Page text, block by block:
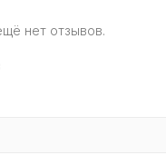
нет отзывов.